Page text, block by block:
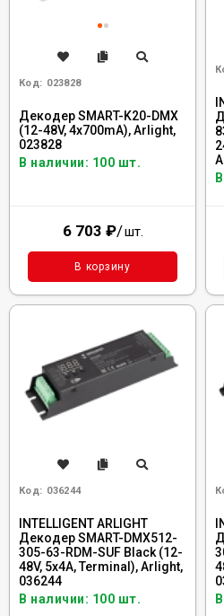
Код: 023828
Декодер SMART-K20-DMX
(12-48V, 4x700mA), Arlight,
023828
В наличии: 100 шт.
6 703 ₽/шт.
В корзину
Код: 036244
INTELLIGENT ARLIGHT
Декодер SMART-DMX512-
305-63-RDM-SUF Black (12-
48V, 5x4A, Terminal), Arlight,
036244
В наличии: 100 шт.